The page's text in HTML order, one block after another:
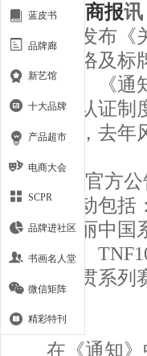
北京商报讯
在官网发布《
国际联络及
知》）。《通
事立项认证制
事里面，去年
根据官方
事和活动包括
事、美丽中国
列赛事、
国大满贯系
不在列。
在《通知
蓝皮书
品牌廊
新艺馆
十大品牌
产品超市
电商大会
SCPR
品牌进社区
书画名人堂
微信矩阵
精彩特刊